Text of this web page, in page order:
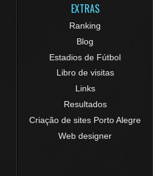
EXTRAS
Ranking
Blog
Estadios de Fútbol
Libro de visitas
Links
Resultados
Criação de sites Porto Alegre
Web designer